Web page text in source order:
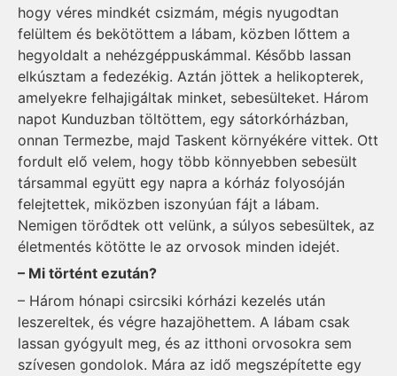
hogy véres mindkét csizmám, mégis nyugodtan
felültem és bekötöttem a lábam, közben lőttem a
hegyoldalt a nehézgéppuskámmal. Később lassan
elkúsztam a fedezékig. Aztán jöttek a helikopterek,
amelyekre felhajigáltak minket, sebesülteket. Három
napot Kun­duzban töltöttem, egy sátorkórházban,
onnan Termezbe, majd Taskent környékére vittek. Ott
fordult elő velem, hogy több könnyebben sebesült
társammal együtt egy napra a kórház folyosóján
felejtettek, miközben iszonyúan fájt a lábam.
Nemigen törődtek ott velünk, a súlyos sebesültek, az
életmentés kötötte le az orvosok minden idejét.
– Mi történt ezután?
– Három hónapi csircsiki kórházi kezelés után
leszereltek, és végre hazajöhettem. A lábam csak
lassan gyógyult meg, és az itthoni orvosokra sem
szívesen gondolok. Mára az idő megszépítette egy